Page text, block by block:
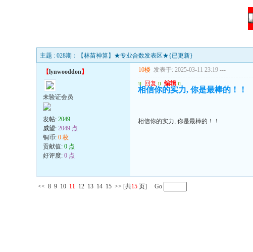
主题 : 028期：【林苗神算】★专业合数发表区★{已更新}
【lynwooddon】
未验证会员
发帖: 2049
威望: 2049 点
铜币: 0 枚
贡献值: 0 点
好评度: 0 点
10楼 发表于: 2025-03-11 23:19 ---
u 回复 u 编辑 u
相信你的实力, 你是最棒的！！
相信你的实力, 你是最棒的！！
<< 8 9 10 11 12 13 14 15 >> [共15 页] Go